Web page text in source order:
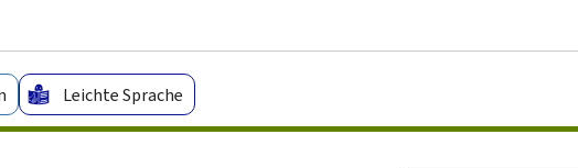
Leichte Sprache